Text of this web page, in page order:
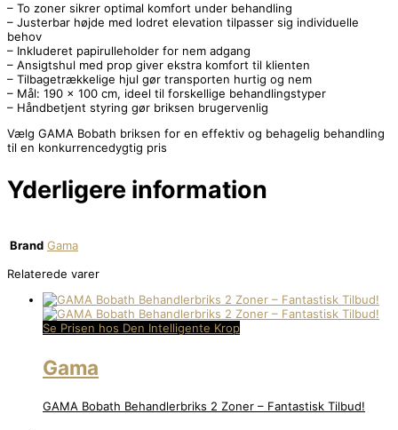
– To zoner sikrer optimal komfort under behandling
– Justerbar højde med lodret elevation tilpasser sig individuelle
behov
– Inkluderet papirulleholder for nem adgang
– Ansigtshul med prop giver ekstra komfort til klienten
– Tilbagetrækkelige hjul gør transporten hurtig og nem
– Mål: 190 x 100 cm, ideel til forskellige behandlingstyper
– Håndbetjent styring gør briksen brugervenlig
Vælg GAMA Bobath briksen for en effektiv og behagelig behandling
til en konkurrencedygtig pris
Yderligere information
Brand Gama
Relaterede varer
Se Prisen hos Den Intelligente Krop
Gama
GAMA Bobath Behandlerbriks 2 Zoner – Fantastisk Tilbud!